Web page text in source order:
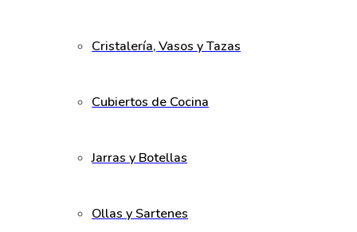
Cristalería, Vasos y Tazas
Cubiertos de Cocina
Jarras y Botellas
Ollas y Sartenes